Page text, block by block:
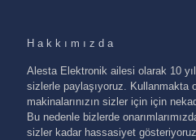
Hakkımızda
Alesta Elektronik ailesi olarak 10
sizlerle paylaşıyoruz. Kullanmakta
makinalarınızın sizler için için
Bu nedenle bizlerde
sizler kadar hassasiyet